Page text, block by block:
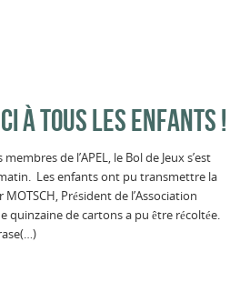
À TOUS LES ENFANTS !
de l’APEL, le Bol de Jeux s’est
Les enfants ont pu transmettre la
Président de l’Association
quinzaine de cartons a pu être récoltée.